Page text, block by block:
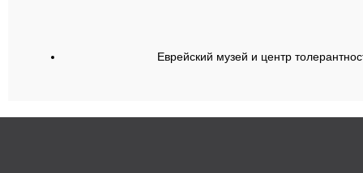
Еврейский музей и центр